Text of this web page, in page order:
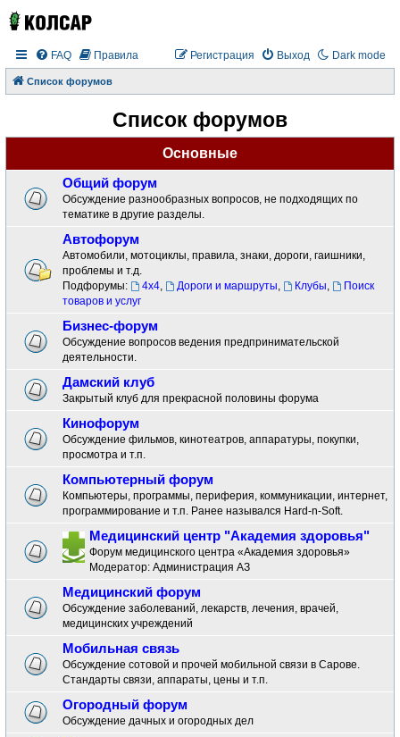
Dark mode
FAQ Правила Выход
Регистрация
Список форумов
Список форумов
Основные
Общий форум
Обсуждение разнообразных вопросов, не подходящих по
тематике в другие разделы.
Автофорум
Автомобили, мотоциклы, правила, знаки, дороги, гаишники,
проблемы и т.д.
Подфорумы:
4x4, Дороги и маршруты, Клубы,
Поиск
товаров и услуг
Бизнес-форум
Обсуждение вопросов ведения предпринимательской
деятельности.
Дамский клуб
Закрытый клуб для прекрасной половины форума
Кинофорум
Обсуждение фильмов, кинотеатров, аппаратуры, покупки,
просмотра и т.п.
Компьютерный форум
Компьютеры, программы, периферия, коммуникации, интернет,
программирование и т.п. Ранее назывался Hard-n-Soft.
Медицинский центр "Академия здоровья"
Форум медицинского центра «Академия здоровья»
Модератор: Администрация АЗ
Медицинский форум
Обсуждение заболеваний, лекарств, лечения, врачей,
медицинских учреждений
Мобильная связь
Обсуждение сотовой и прочей мобильной связи в Сарове.
Стандарты связи, аппараты, цены и т.п.
Огородный форум
Обсуждение дачных и огородных дел